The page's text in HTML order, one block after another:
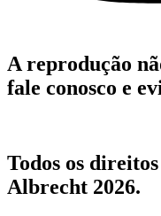
A reprodução
fale conosco e
Todos os
Albrecht 2026.